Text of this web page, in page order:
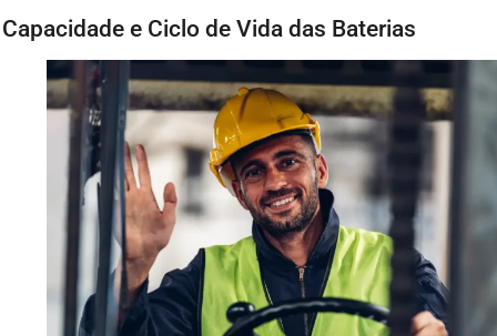
Capacidade e Ciclo de Vida das Baterias